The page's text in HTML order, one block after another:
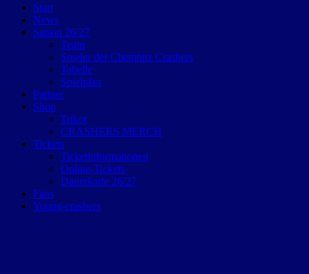
Start
News
Saison 26/27
Team
Spieler der Chemnitz Crashers
Tabelle
Spielplan
Partner
Shop
Trikot
CRASHERS MERCH
Tickets
Ticketinformationen
Online-Tickets
Dauerkarte 26/27
Fans
Young-crashers